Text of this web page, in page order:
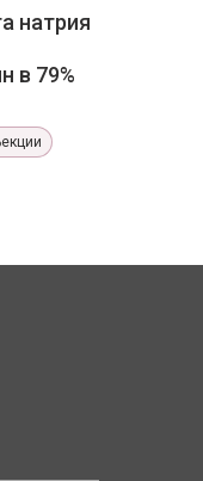
натрия
в 79%